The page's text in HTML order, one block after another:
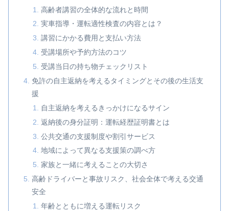
高齢者講習の全体的な流れと時間
実車指導・運転適性検査の内容とは？
講習にかかる費用と支払い方法
受講場所や予約方法のコツ
受講当日の持ち物チェックリスト
免許の自主返納を考えるタイミングとその後の生活支
援
自主返納を考えるきっかけになるサイン
返納後の身分証明：運転経歴証明書とは
公共交通の支援制度や割引サービス
地域によって異なる支援策の調べ方
家族と一緒に考えることの大切さ
高齢ドライバーと事故リスク、社会全体で考える交通
安全
年齢とともに増える運転リスク